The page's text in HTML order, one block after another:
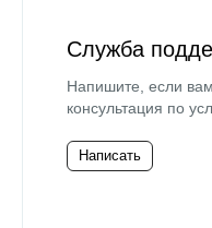
Служба
Напишите, если
консультация по
Написать